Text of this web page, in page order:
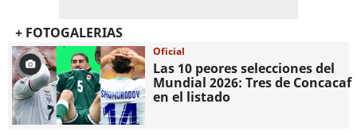
+ FOTOGALERIAS
Oficial
Las 10 peores selecciones del
Mundial 2026: Tres de Concacaf
en el listado